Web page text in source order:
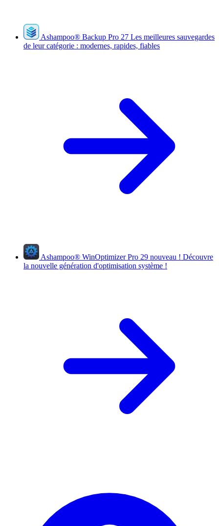
Ashampoo® Backup Pro 27 Les meilleures sauvegardes
de leur catégorie : modernes, rapides, fiables
Ashampoo® WinOptimizer Pro 29 nouveau ! Découvre
la nouvelle génération d'optimisation système !